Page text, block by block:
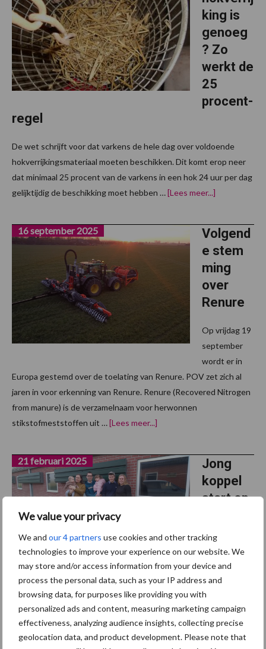
We value your privacy
We and our 4 partners use cookies and other tracking
technologies to improve your experience on our website. We
may store and/or access information from your device and
process the personal data, such as your IP address and
browsing data, for purposes like providing you with
personalized ads and content, measuring marketing campaign
effectiveness, analyzing audience insights, collecting precise
geolocation data, and product development. Please note that
king is
genoeg
? Zo
werkt de
25
procent-
regel
De wet schrijft voor dat varkens de hele dag over voldoende
hokverrijkingsmateriaal moeten beschikken. Dit komt erop neer
dat minimaal 25 procent van de varkens in een hok 24 uur per dag
gelijktijdig de beschikking moet hebben …[Lees meer...]
Zo
werkt
de
25
procent-
regel
Volgend
e stem
ming
over
Renure
16 september 2025
Op vrijdag 19
september
wordt er in
Europa gestemd over de toelating van Renure. POV zet zich al
jaren in voor erkenning van Renure. Renure (Recovered Nitrogen
from manure) is de verzamelnaam voor herwonnen
stikstofmeststoffen uit …[Lees meer...]
Jong
koppel
start op
varkens
bedrijf in
Kersbee
k
21 februari 2025
We zakken ditmaal even af naar het landelijke Kersbeek in het
Vlaamse Hageland, want daar heeft een jong koppel als eigenaars
van een pluimveebedrijf in Tielt-Winge ook een varkensbedrijf